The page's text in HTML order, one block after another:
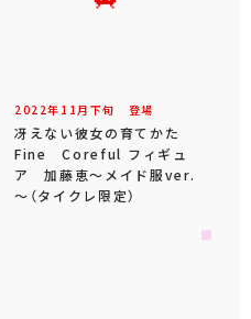
2022年 11 月 下旬 登場
冴えない彼女の育てかた
Fine Coreful フィギュ
ア 加藤恵～メイド服ver.
～（タイクレ限定）